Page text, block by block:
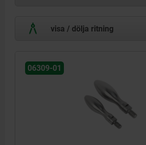
visa / dölja ritning
06309-01